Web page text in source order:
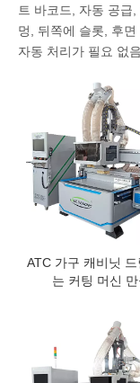
트 바코드, 자동 공급
멍, 뒤쪽에 슬롯, 후
자동 처리가 필요 없
ATC 가구 캐비닛 드
는 커팅 머신 만